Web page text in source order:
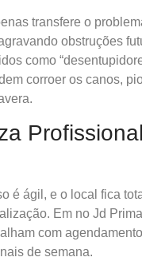
transfere o
obstruções
como
corroer os canos,
é ágil, e o local fica
Em no Jd
com
de semana.